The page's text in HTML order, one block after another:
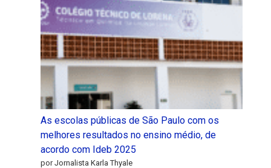
As escolas públicas de São Paulo com os
melhores resultados no ensino médio, de
acordo com Ideb 2025
por Jornalista Karla Thyale